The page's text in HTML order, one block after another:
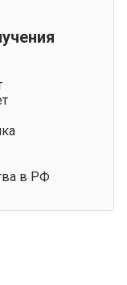
в РФ